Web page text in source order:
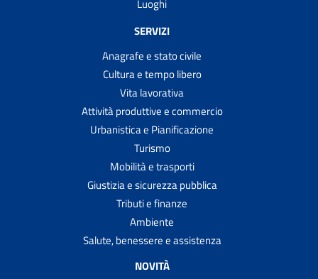
Luoghi
SERVIZI
Anagrafe e stato civile
Cultura e tempo libero
Vita lavorativa
Attività produttive e commercio
Urbanistica e Pianificazione
Turismo
Mobilità e trasporti
Giustizia e sicurezza pubblica
Tributi e finanze
Ambiente
Salute, benessere e assistenza
NOVITÀ